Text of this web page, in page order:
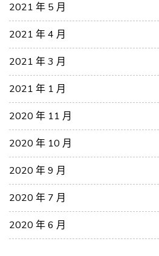
2021 年 5 月
2021 年 4 月
2021 年 3 月
2021 年 1 月
2020 年 11 月
2020 年 10 月
2020 年 9 月
2020 年 7 月
2020 年 6 月